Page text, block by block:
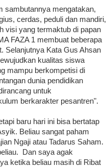
sambutannya mengatakan,
cerdas, peduli dan mandiri,
visi yang termaktub di papan
FAZA 1 membuat beberapa
Selanjutnya Kata Gus Ahsan
kualitas siswa
mampu berkompetisi di
dunia pendidikan
untuk
berkarakter pesantren".
baru hari ini bisa bertatap
Beliau sangat paham
Ngaji atau Tadarus Saham.
Dan saya agak
ketika beliau masih di Ribat